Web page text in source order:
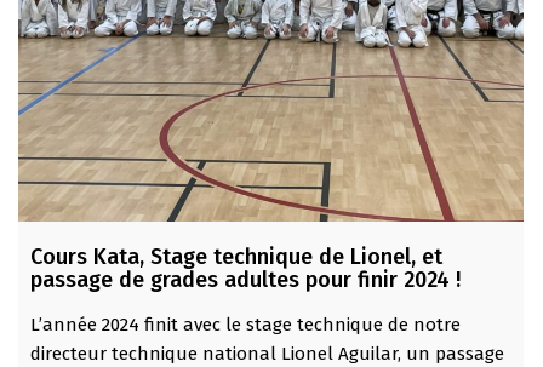
Cours Kata, Stage technique de Lionel, et
passage de grades adultes pour finir 2024 !
L’année 2024 finit avec le stage technique de notre
directeur technique national Lionel Aguilar, un passage